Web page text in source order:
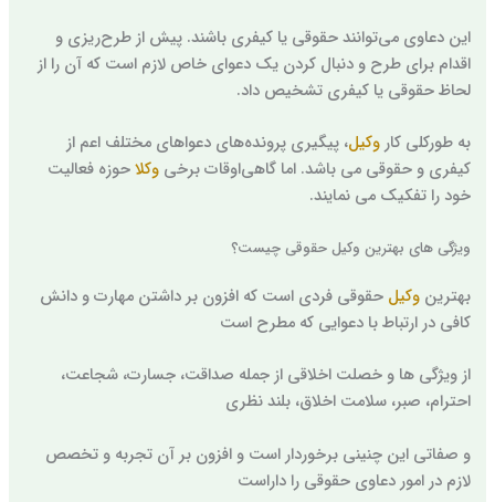
این دعاوی می‌توانند حقوقی یا کیفری باشند. پیش از طرح‌ریزی و
اقدام برای طرح و دنبال کردن یک دعوای خاص لازم است که آن را از
لحاظ حقوقی یا کیفری تشخیص داد.
به طورکلی کاروکیل، پیگیری پرونده‌های دعوا‌های مختلف اعم از
کیفری و حقوقی می باشد. اما گاهی‌اوقات برخیوکلاحوزه فعالیت
خود را تفکیک می نمایند.
ویژگی های بهترین وکیل حقوقی چیست؟
بهترینوکیل حقوقی فردی است که افزون بر داشتن مهارت و دانش
کافی در ارتباط با دعوایی که مطرح است
از ویژگی ها و خصلت اخلاقی از جمله صداقت، جسارت، شجاعت،
احترام، صبر، سلامت اخلاق، بلند نظری
و صفاتی این چنینی برخوردار است و افزون بر آن تجربه و تخصص
لازم در امور دعاوی حقوقی را داراست